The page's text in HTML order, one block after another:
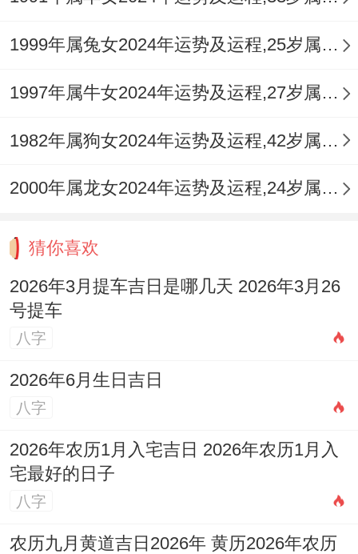
1999年属兔女2024年运势及运程,25岁属兔人2024全年每月运势女性如何
1997年属牛女2024年运势及运程,27岁属牛人2024全年每月运势女性如何
1982年属狗女2024年运势及运程,42岁属狗人2024全年每月运势女性如何
2000年属龙女2024年运势及运程,24岁属龙人2024全年每月运势女性如何
猜你喜欢
2026年3月提车吉日是哪几天 2026年3月26
号提车
八字
2026年6月生日吉日
八字
2026年农历1月入宅吉日 2026年农历1月入
宅最好的日子
八字
农历九月黄道吉日2026年 黄历2026年农历